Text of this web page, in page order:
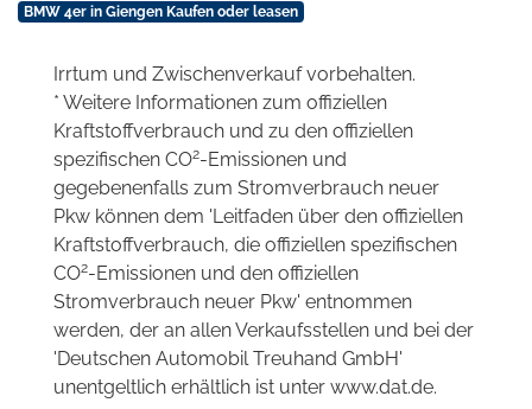
BMW 4er in Giengen Kaufen oder leasen
Irrtum und Zwischenverkauf vorbehalten.
* Weitere Informationen zum offiziellen
Kraftstoffverbrauch und zu den offiziellen
spezifischen CO2-Emissionen und
gegebenenfalls zum Stromverbrauch neuer
Pkw können dem 'Leitfaden über den offiziellen
Kraftstoffverbrauch, die offiziellen spezifischen
CO2-Emissionen und den offiziellen
Stromverbrauch neuer Pkw' entnommen
werden, der an allen Verkaufsstellen und bei der
'Deutschen Automobil Treuhand GmbH'
unentgeltlich erhältlich ist unter www.dat.de.